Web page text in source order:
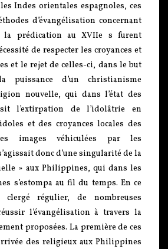
Indes orientales espagnoles, ces
d’évangélisation concernant
la prédication au XVIIe s furent
de respecter les croyances et
et le rejet de celles-ci, dans le but
puissance d’un christianisme
nouvelle, qui dans l’état des
l’extirpation de l’idolâtrie en
et des croyances locales des
images véhiculées par les
donc d’une singularité de la
» aux Philippines, qui dans les
s’estompa au fil du temps. En ce
régulier, de nombreuses
l’évangélisation à travers la
proposées. La première de ces
des religieux aux Philippines